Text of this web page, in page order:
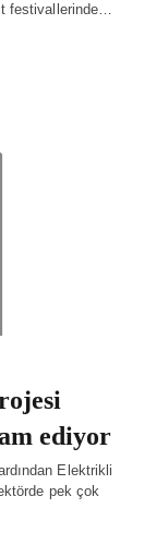
festivallerinde…
ediyor
Elektrikli
pek çok